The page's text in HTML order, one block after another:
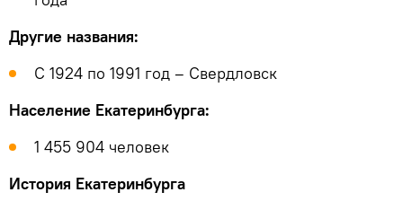
Другие названия:
С 1924 по 1991 год – Свердловск
Население Екатеринбурга:
1 455 904 человек
История Екатеринбурга